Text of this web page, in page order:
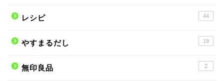
レシピ 44
やすまるだし 19
無印良品 2